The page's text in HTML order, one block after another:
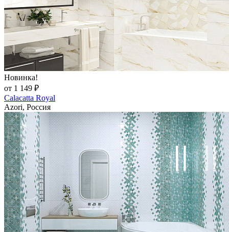
Новинка!
от 1 149 ₽
Calacatta Royal
Azori, Россия